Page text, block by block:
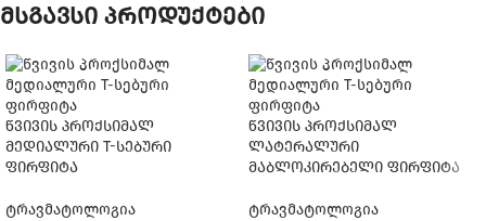
მსგავსი პროდუქტები
წვივის პროქსიმალ
მედიალური T-სებური
ფირფიტა
ტრავმატოლოგია
წვივის პროქსიმალ
ლატერალური
მაბლოკირებელი ფირფიტა
ტრავმატოლოგია